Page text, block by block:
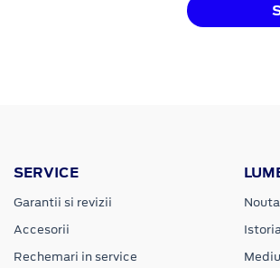
SERVICE
Garantii si revizii
Accesorii
Rechemari in service